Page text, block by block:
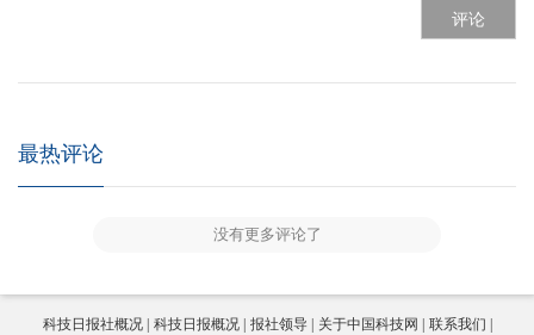
评论
最热评论
没有更多评论了
科技日报社概况 科技日报概况 报社领导 关于中国科技网 联系我们